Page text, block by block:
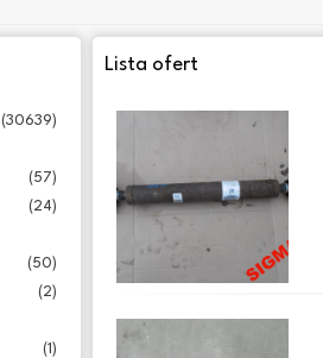
(30639)
(57)
(24)
(50)
(2)
(1)
Lista ofert